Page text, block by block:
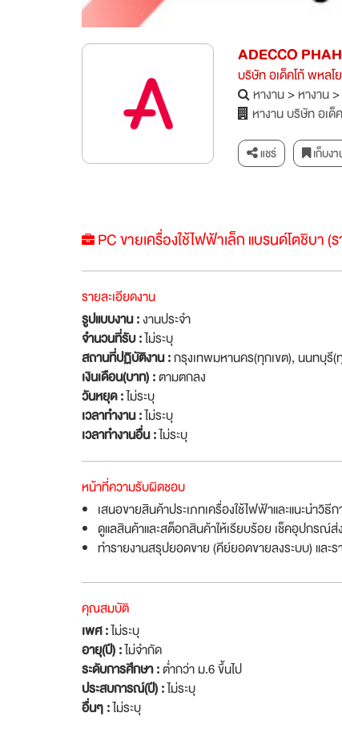
ADECCO
บริษัท อเด็คโก้ พหลโ
หางาน>หางาน>
หางาน บริษัท อเ
แชร์ เก็บง
PC ขายเครื่องใช้ไฟฟ้าเล็ก แบรนด์โตชิบา (
รายละเอียดงาน
รูปแบบงาน :งานประจำ
จำนวนที่รับ :ไม่ระบุ
สถานที่ปฏิบัติงาน :กรุงเทพมหานคร(ทุกเขต), นนทบุรี(
เงินเดือน(บาท) :ตามตกลง
วันหยุด :ไม่ระบุ
เวลาทำงาน :ไม่ระบุ
เวลาทำงานอื่น :ไม่ระบุ
หน้าที่ความรับผิดชอบ
เสนอขายสินค้าประเภทเครื่องใช้ไฟฟ้าและแนะนำวิธี
ดูแลสินค้าและสต็อกสินค้าให้เรียบร้อย เช็คอุปกรณ์ส่
ทำรายงานสรุปยอดขาย (คีย์ยอดขายลงระบบ) และ
คุณสมบัติ
เพศ :ไม่ระบุ
อายุ(ปี) :ไม่จำกัด
ระดับการศึกษา :ต่ำกว่า ม.6 ขึ้นไป
ประสบการณ์(ปี) :ไม่ระบุ
อื่นๆ :ไม่ระบุ